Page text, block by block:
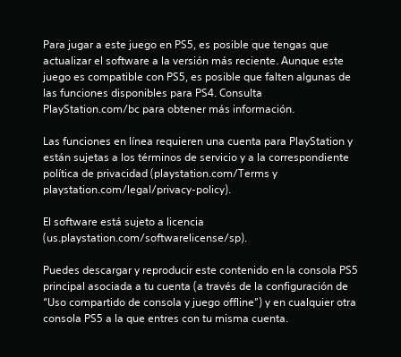
t
r
l
e
n
Para jugar a este juego en PS5, es posible que tengas que
actualizar el software a la versión más reciente. Aunque este
juego es compatible con PS5, es posible que falten algunas de
las funciones disponibles para PS4. Consulta
PlayStation.com/bc para obtener más información.
Las funciones en línea requieren una cuenta para PlayStation y
están sujetas a los términos de servicio y a la correspondiente
política de privacidad (playstation.com/Terms y
playstation.com/legal/privacy-policy).
El software está sujeto a licencia
(us.playstation.com/softwarelicense/sp).
Puedes descargar y reproducir este contenido en la consola PS5
principal asociada a tu cuenta (a través de la configuración de
“Uso compartido de consola y juego offline”) y en cualquier otra
consola PS5 a la que entres con tu misma cuenta.